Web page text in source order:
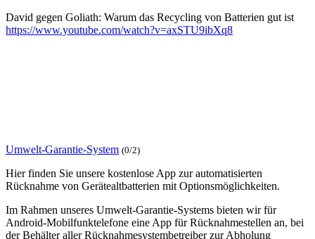
David gegen Goliath: Warum das Recycling von Batterien gut ist
https://www.youtube.com/watch?v=axSTU9ibXq8
Umwelt-Garantie-System (0/2)
Hier finden Sie unsere kostenlose App zur automatisierten
Rücknahme von Gerätealtbatterien mit Optionsmöglichkeiten.
Im Rahmen unseres Umwelt-Garantie-Systems bieten wir für
Android-Mobilfunktelefone eine App für Rücknahmestellen an, bei
der Behälter aller Rücknahmesystembetreiber zur Abholung